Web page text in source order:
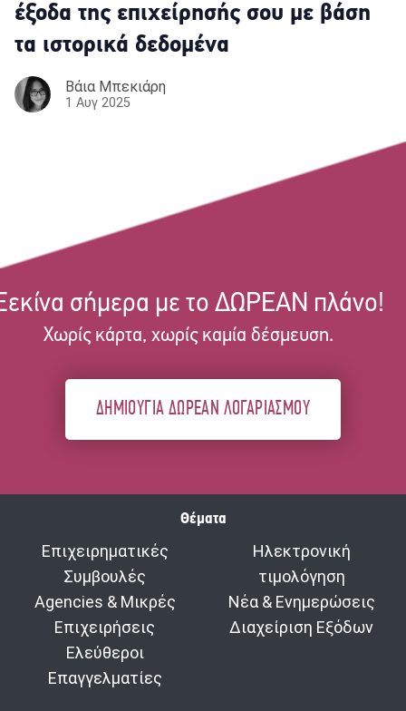
έξοδα της επιχείρησής σου με βάση
τα ιστορικά δεδομένα
Βάια Μπεκιάρη
1 Αυγ 2025
σήμερα με το ΔΩΡΕΑΝ πλάνο!
Χωρίς κάρτα, χωρίς καμία δέσμευση.
ΔΗΜΙΟΥΓΙΑ ΔΩΡΕΑΝ ΛΟΓΑΡΙΑΣΜΟΥ
Θέματα
Επιχειρηματικές
Συμβουλές
Agencies & Μικρές
Επιχειρήσεις
Ελεύθεροι
Επαγγελματίες
Ηλεκτρονική
τιμολόγηση
Νέα & Ενημερώσεις
Διαχείριση Εξόδων